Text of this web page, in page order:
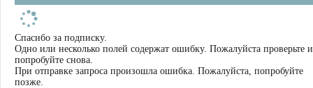
Тэги
О нас
Журнал
Книги
Спасибо за подписку.
Одно или несколько полей содержат ошибку. Пожалуйста проверьте и
попробуйте снова.
При отправке запроса произошла ошибка. Пожалуйста, попробуйте
позже.